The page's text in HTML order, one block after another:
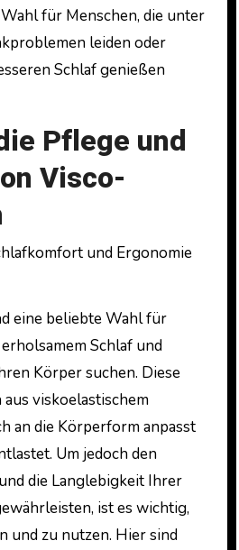
für Menschen, die unter
leiden oder
Schlaf genießen
Pflege und
Visco-
und Ergonomie
eine beliebte Wahl für
Schlaf und
Körper suchen. Diese
viskoelastischem
an die Körperform anpasst
Um jedoch den
die Langlebigkeit Ihrer
ist es wichtig,
und zu nutzen. Hier sind